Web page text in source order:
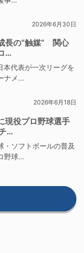
2026年6月30日
長の“触媒” 関心
…
代表が一次リーグを
ナメ…
2026年6月18日
現役プロ野球選手
…
ソフトボールの普及
野球…